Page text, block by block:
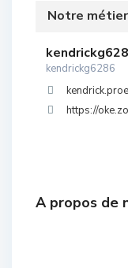
Notre
kendrickg6286
https://
A propos de